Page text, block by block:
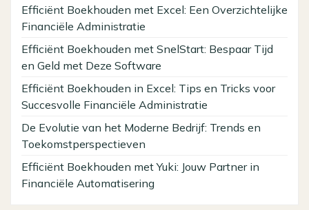
Efficiënt Boekhouden met Excel: Een Overzichtelijke
Financiële Administratie
Efficiënt Boekhouden met SnelStart: Bespaar Tijd
en Geld met Deze Software
Efficiënt Boekhouden in Excel: Tips en Tricks voor
Succesvolle Financiële Administratie
De Evolutie van het Moderne Bedrijf: Trends en
Toekomstperspectieven
Efficiënt Boekhouden met Yuki: Jouw Partner in
Financiële Automatisering